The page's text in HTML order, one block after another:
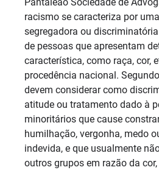
Pantaleão Sociedade de
racismo se caracteriza por
segregadora ou
de pessoas que apresentam
característica, como raça, cor,
procedência nacional.
devem considerar como
atitude ou tratamento dado à
minoritários que cause
humilhação, vergonha, medo
indevida, e que usualmente
outros grupos em razão da